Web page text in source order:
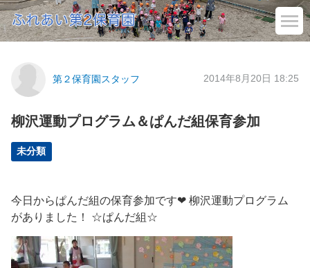
第２保育園スタッフ 2014年8月20日 18:25
柳沢運動プログラム＆ぱんだ組保育参加
未分類
今日からぱんだ組の保育参加です❤ 柳沢運動プログラム
がありました！ ☆ぱんだ組☆